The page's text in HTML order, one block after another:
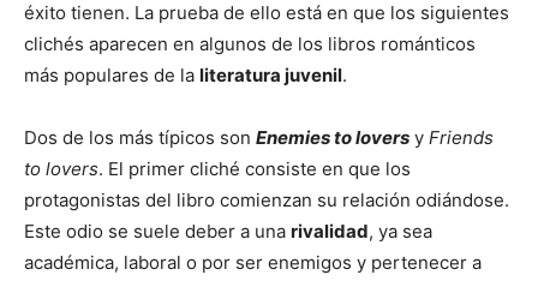
éxito tienen. La prueba de ello está en que los siguientes
clichés aparecen en algunos de los libros románticos
más populares de la literatura juvenil.
Dos de los más típicos son Enemies to lovers y Friends
to lovers. El primer cliché consiste en que los
protagonistas del libro comienzan su relación odiándose.
Este odio se suele deber a una rivalidad, ya sea
académica, laboral o por ser enemigos y pertenecer a